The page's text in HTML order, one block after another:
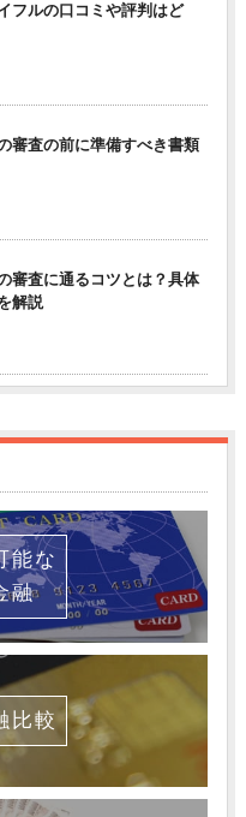
フルの口コミや評判はど
審査の前に準備すべき書類
審査に通るコツとは？具体
解説
能な
融
比較